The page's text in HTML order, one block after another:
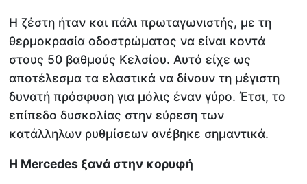
Η ζέστη ήταν και πάλι πρωταγωνιστής, με τη
θερμοκρασία οδοστρώματος να είναι κοντά
στους 50 βαθμούς Κελσίου. Αυτό είχε ως
αποτέλεσμα τα ελαστικά να δίνουν τη μέγιστη
δυνατή πρόσφυση για μόλις έναν γύρο. Έτσι, το
επίπεδο δυσκολίας στην εύρεση των
κατάλληλων ρυθμίσεων ανέβηκε σημαντικά.
Η Mercedes ξανά στην κορυφή